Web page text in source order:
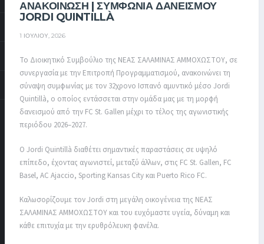
ΑΝΑΚΟΙΝΩΣΗ | ΣΥΜΦΩΝΙΑ ΔΑΝΕΙΣΜΟΥ
JORDI QUINTILLÀ
1 ΙΟΥΛΊΟΥ, 2026
Το Διοικητικό Συμβούλιο της ΝΕΑΣ ΣΑΛΑΜΙΝΑΣ ΑΜΜΟΧΩΣΤΟΥ, σε
συνεργασία με την Επιτροπή Προγραμματισμού, ανακοινώνει τη
σύναψη συμφωνίας με τον 32χρονο Ισπανό αμυντικό μέσο Jordi
Quintillà, ο οποίος εντάσσεται στην ομάδα μας με τη μορφή
δανεισμού από την FC St. Gallen μέχρι το τέλος της αγωνιστικής
περιόδου 2026–2027.
Ο Jordi Quintillà διαθέτει σημαντικές παραστάσεις σε υψηλό
επίπεδο, έχοντας αγωνιστεί, μεταξύ άλλων, στις FC St. Gallen, FC
Basel, AC Ajaccio, Sporting Kansas City και Puerto Rico FC.
Καλωσορίζουμε τον Jordi στη μεγάλη οικογένεια της ΝΕΑΣ
ΣΑΛΑΜΙΝΑΣ ΑΜΜΟΧΩΣΤΟΥ και του ευχόμαστε υγεία, δύναμη και
κάθε επιτυχία με την ερυθρόλευκη φανέλα.